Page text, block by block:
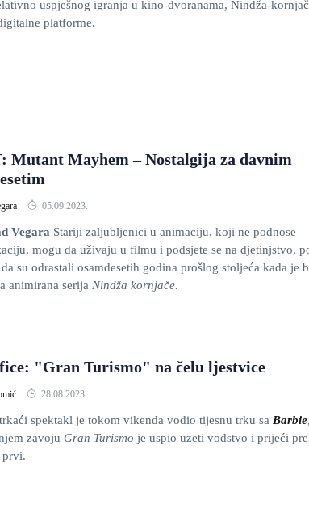
uspješnog igranja u kino-dvoranama, Nindža-
platforme.
Mutant Mayhem – Nostalgija za davnim
05.09.2023.
Vegara Stariji zaljubljenici u animaciju, koji ne podnose
mogu da uživaju u filmu i podsjete se na djetinjstvo,
su odrastali osamdesetih godina prošlog stoljeća kada je
animirana serija Nindža kornjače.
"Gran Turismo" na čelu ljestvice
28.08.2023.
spektakl je tokom vikenda vodio tijesnu trku sa Barbie
zavoju Gran Turismo je uspio uzeti vodstvo i prijeći
prvi.